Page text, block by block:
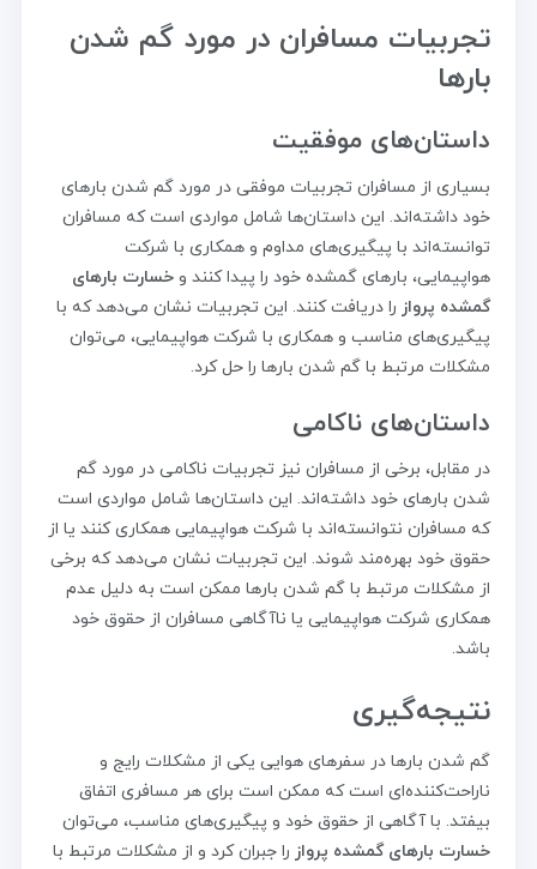
تجربیات مسافران در مورد گم شدن
بارها
داستان‌های موفقیت
بسیاری از مسافران تجربیات موفقی در مورد گم شدن بارهای
خود داشته‌اند. این داستان‌ها شامل مواردی است که مسافران
توانسته‌اند با پیگیری‌های مداوم و همکاری با شرکت
هواپیمایی، بارهای گمشده خود را پیدا کنند و خسارت بارهای
گمشده پرواز را دریافت کنند. این تجربیات نشان می‌دهد که با
پیگیری‌های مناسب و همکاری با شرکت هواپیمایی، می‌توان
مشکلات مرتبط با گم شدن بارها را حل کرد.
داستان‌های ناکامی
در مقابل، برخی از مسافران نیز تجربیات ناکامی در مورد گم
شدن بارهای خود داشته‌اند. این داستان‌ها شامل مواردی است
که مسافران نتوانسته‌اند با شرکت هواپیمایی همکاری کنند یا از
حقوق خود بهره‌مند شوند. این تجربیات نشان می‌دهد که برخی
از مشکلات مرتبط با گم شدن بارها ممکن است به دلیل عدم
همکاری شرکت هواپیمایی یا ناآگاهی مسافران از حقوق خود
باشد.
نتیجه‌گیری
گم شدن بارها در سفرهای هوایی یکی از مشکلات رایج و
ناراحت‌کننده‌ای است که ممکن است برای هر مسافری اتفاق
بیفتد. با آگاهی از حقوق خود و پیگیری‌های مناسب، می‌توان
خسارت بارهای گمشده پرواز را جبران کرد و از مشکلات مرتبط با